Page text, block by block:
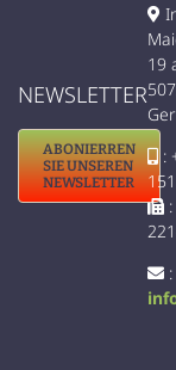
NEWSLETTER
ABONIERREN
SIE UNSEREN
NEWSLETTER
19
:
:
: